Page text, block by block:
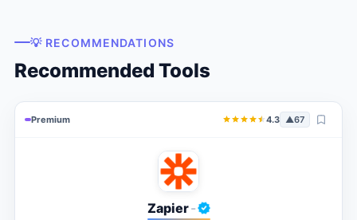
💡 RECOMMENDATIONS
Recommended Tools
Premium 4.3 ▲67
Zapier-